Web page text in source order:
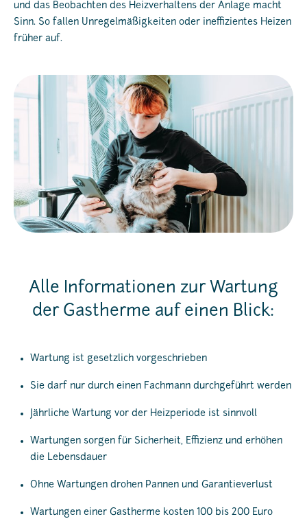
und das Beobachten des Heizverhaltens der Anlage macht
Sinn. So fallen Unregelmäßigkeiten oder ineffizientes Heizen
früher auf.
Alle Informationen zur Wartung
der Gastherme auf einen Blick:
Wartung ist gesetzlich vorgeschrieben
Sie darf nur durch einen Fachmann durchgeführt werden
Jährliche Wartung vor der Heizperiode ist sinnvoll
Wartungen sorgen für Sicherheit, Effizienz und erhöhen
die Lebensdauer
Ohne Wartungen drohen Pannen und Garantieverlust
Wartungen einer Gastherme kosten 100 bis 200 Euro